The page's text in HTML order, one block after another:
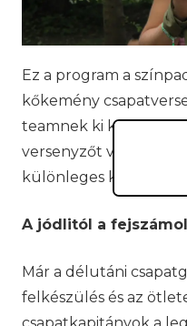
Ez a program a
kőkemény
teamnek ki kell
versenyzőt vagy
különleges
A jódlitól a
Már a délutáni
felkészülés és az